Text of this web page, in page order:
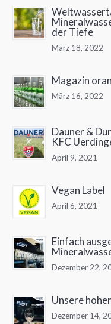
der Tiefe
März 18, 2022
Magazin
März 16, 2022
Dauner &
KFC
April 9, 2021
Vegan Label
April 6, 2021
Einfach
Dezember 22,
Unsere
Dezember 14,